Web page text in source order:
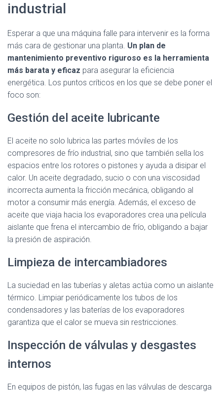
industrial
Esperar a que una máquina falle para intervenir es la forma
más cara de gestionar una planta. Un plan de
mantenimiento preventivo riguroso es la herramienta
más barata y eficaz para asegurar la eficiencia
energética. Los puntos críticos en los que se debe poner el
foco son:
Gestión del aceite lubricante
El aceite no solo lubrica las partes móviles de los
compresores de frío industrial, sino que también sella los
espacios entre los rotores o pistones y ayuda a disipar el
calor. Un aceite degradado, sucio o con una viscosidad
incorrecta aumenta la fricción mecánica, obligando al
motor a consumir más energía. Además, el exceso de
aceite que viaja hacia los evaporadores crea una película
aislante que frena el intercambio de frío, obligando a bajar
la presión de aspiración.
Limpieza de intercambiadores
La suciedad en las tuberías y aletas actúa como un aislante
térmico. Limpiar periódicamente los tubos de los
condensadores y las baterías de los evaporadores
garantiza que el calor se mueva sin restricciones.
Inspección de válvulas y desgastes
internos
En equipos de pistón, las fugas en las válvulas de descarga